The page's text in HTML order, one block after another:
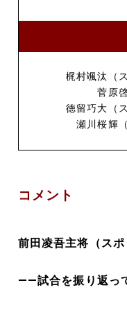
梶村颯汰（
菅原
徳留巧大（
瀬川桜輝
コメント
前田凌吾主将（スポ
――試合を振り返っ